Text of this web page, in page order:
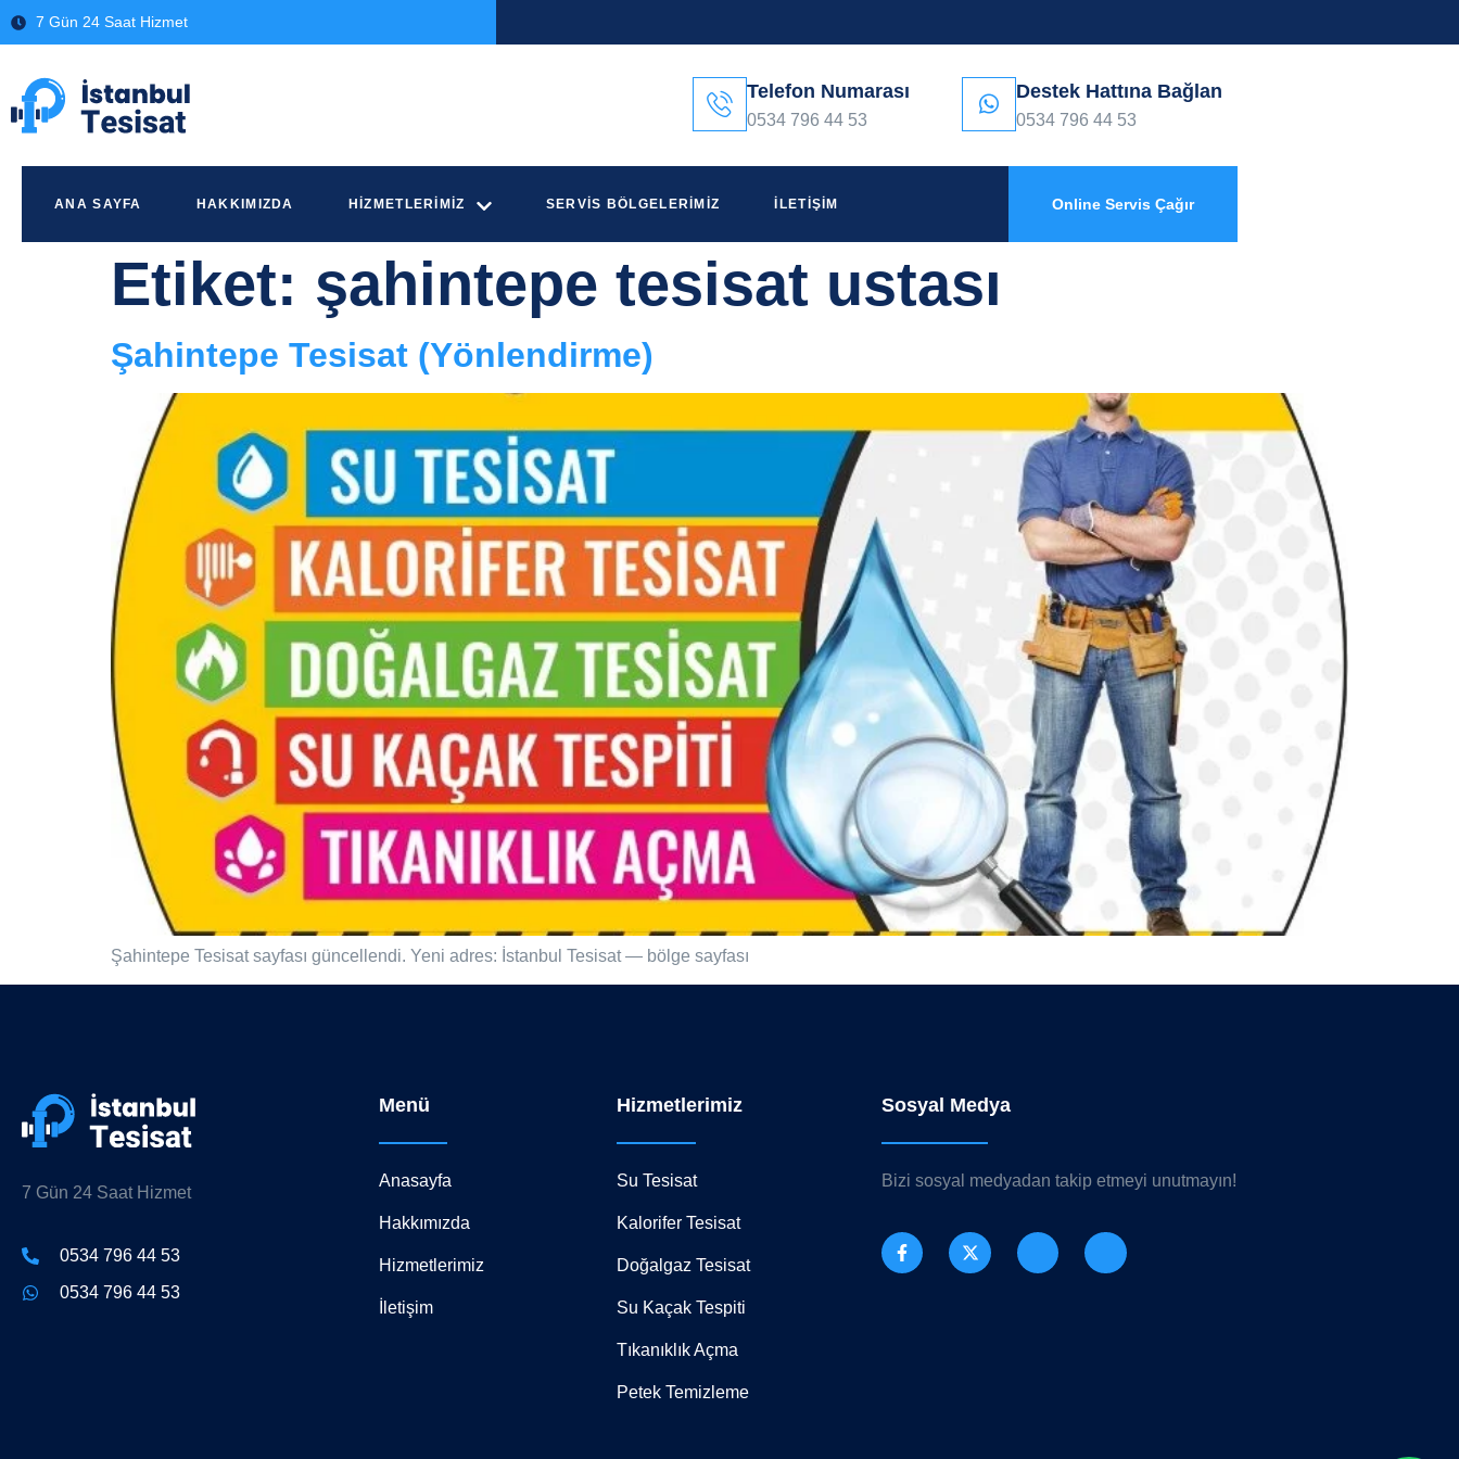
7 Gün 24 Saat Hizmet
Telefon Numarası
0534 796 44 53
Destek Hattına Bağlan
0534 796 44 53
ANA SAYFA HAKKIMIZDA HIZMETLERIMIZ SERVIS BÖLGELERIMIZ İLETIŞIM Online Servis Çağır
Etiket: şahintepe tesisat ustası
Şahintepe Tesisat (Yönlendirme)
Şahintepe Tesisat sayfası güncellendi. Yeni adres: İstanbul Tesisat — bölge sayfası
7 Gün 24 Saat Hizmet
0534 796 44 53
0534 796 44 53
Menü
Anasayfa
Hakkımızda
Hizmetlerimiz
İletişim
Hizmetlerimiz
Su Tesisat
Kalorifer Tesisat
Doğalgaz Tesisat
Su Kaçak Tespiti
Tıkanıklık Açma
Petek Temizleme
Sosyal Medya
Bizi sosyal medyadan takip etmeyi unutmayın!